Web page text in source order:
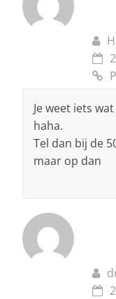
Je weet iets
haha.
Tel dan bij de
maar op dan